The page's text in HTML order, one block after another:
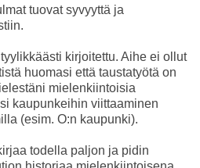
tuovat syvyyttä ja
kirjoitettu. Aihe ei ollut
huomasi että taustatyötä on
mielenkiintoisia
kaupunkeihin viittaaminen
(esim. O:n kaupunki).
todella paljon ja pidin